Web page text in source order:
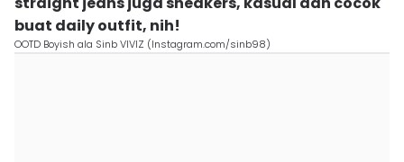
buat daily outfit, nih!
OOTD Boyish ala Sinb VIVIZ (Instagram.com/sinb98)